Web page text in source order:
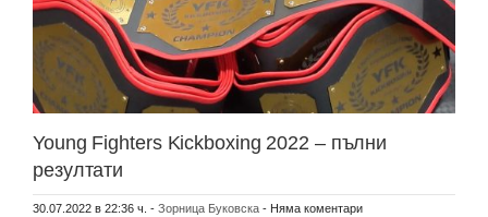
Young Fighters Kickboxing 2022 – пълни
резултати
30.07.2022 в 22:36 ч. - Зорница Буковска - Няма коментари